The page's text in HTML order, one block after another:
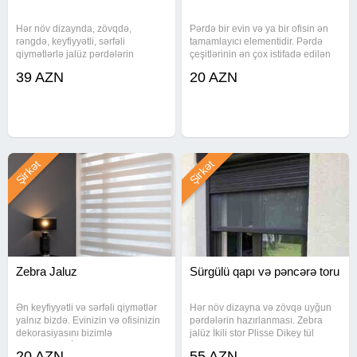
Hər növ dizaynda, zövqdə,
rəngdə, keyfiyyətli, sərfəli
qiymətlərlə jalüz pərdələrin
göz oxşayan dikey tül pərdələrlə
39 AZN
Pərdə bir evin və ya bir ofisin ən
tamamlayıcı elementidir. Pərdə
çeşitlərinin ən çox istifadə edilən
Zebra jalüz İkili stor Plisse Dikey
20 AZN
Zebra Jaluz
Ən keyfiyyətli və sərfəli qiymətlər
yalnız bizdə. Evinizin və ofisinizin
dekorasiyasını bizimlə
Şirkət
Sürgülü qapı və pəncərə toru
Hər növ dizayna və zövqə uyğun
pərdələrin hazırlanması. Zebra
jalüz İkili stor Plisse Dikey tül
Şirkət